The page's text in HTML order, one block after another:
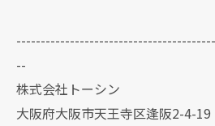
--
株式会社トーシン
大阪府大阪市天王寺区逢阪2-4-19